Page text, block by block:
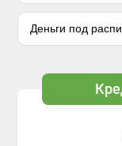
Деньги под